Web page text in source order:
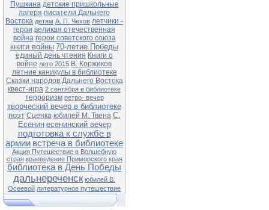
Пушкина детские пришкольные
лагеря писатели Дальнего
Востока детям А. П. Чехов летчики -
герои великая отечественная
война герои советского союза
книги войны 70-летие Победы
единый день чтения Книги о
войне лето 2015 В. Коржиков
летние каникулы в библиотеке
Сказки народов Дальнего Востока
квест-игра 2 сентября в библиотеке
терроризм ретро- вечер
творческий вечер в библиотеке
поэт Сценка юбилей М. Твена С.
Есенин есенинский вечер
подготовка к службе в
армии встреча в библиотеке
Акция Путешествие в Волшебную
стран краеведение Приморского края
библиотека в День Победы
дальнереченск юбилей В.
Осеевой литературное путешествие